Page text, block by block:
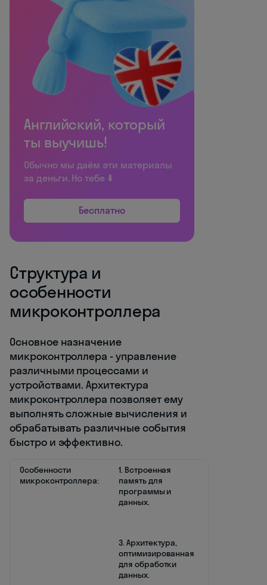
Английский, который
ты выучишь!
Обычно мы даём эти материалы
за деньги. Но тебе ⬇️
Бесплатно
Структура и
особенности
микроконтроллера
Основное назначение
микроконтроллера - управление
различными процессами и
устройствами. Архитектура
микроконтроллера позволяет ему
выполнять сложные вычисления и
обрабатывать различные события
быстро и эффективно.
Особенности
микроконтроллера:
1. Встроенная
память для
программы и
данных.
3. Архитектура,
оптимизированная
для обработки
данных.